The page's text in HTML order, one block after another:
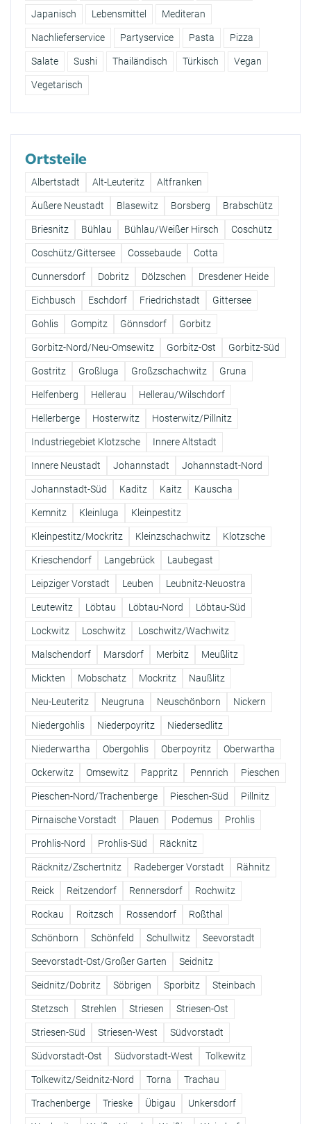
Japanisch Lebensmittel Mediteran
Nachlieferservice Partyservice Pasta Pizza
Salate Sushi Thailändisch Türkisch Vegan
Vegetarisch
Ortsteile
Albertstadt Alt-Leuteritz Altfranken
Äußere Neustadt Blasewitz Borsberg Brabschütz
Briesnitz Bühlau Bühlau/Weißer Hirsch Coschütz
Coschütz/Gittersee Cossebaude Cotta
Cunnersdorf Dobritz Dölzschen Dresdener Heide
Eichbusch Eschdorf Friedrichstadt Gittersee
Gohlis Gompitz Gönnsdorf Gorbitz
Gorbitz-Nord/Neu-Omsewitz Gorbitz-Ost Gorbitz-Süd
Gostritz Großluga Großzschachwitz Gruna
Helfenberg Hellerau Hellerau/Wilschdorf
Hellerberge Hosterwitz Hosterwitz/Pillnitz
Industriegebiet Klotzsche Innere Altstadt
Innere Neustadt Johannstadt Johannstadt-Nord
Johannstadt-Süd Kaditz Kaitz Kauscha
Kemnitz Kleinluga Kleinpestitz
Kleinpestitz/Mockritz Kleinzschachwitz Klotzsche
Krieschendorf Langebrück Laubegast
Leipziger Vorstadt Leuben Leubnitz-Neuostra
Leutewitz Löbtau Löbtau-Nord Löbtau-Süd
Lockwitz Loschwitz Loschwitz/Wachwitz
Malschendorf Marsdorf Merbitz Meußlitz
Mickten Mobschatz Mockritz Naußlitz
Neu-Leuteritz Neugruna Neuschönborn Nickern
Niedergohlis Niederpoyritz Niedersedlitz
Niederwartha Obergohlis Oberpoyritz Oberwartha
Ockerwitz Omsewitz Pappritz Pennrich Pieschen
Pieschen-Nord/Trachenberge Pieschen-Süd Pillnitz
Pirnaische Vorstadt Plauen Podemus Prohlis
Prohlis-Nord Prohlis-Süd Räcknitz
Räcknitz/Zschertnitz Radeberger Vorstadt Rähnitz
Reick Reitzendorf Rennersdorf Rochwitz
Rockau Roitzsch Rossendorf Roßthal
Schönborn Schönfeld Schullwitz Seevorstadt
Seevorstadt-Ost/Großer Garten Seidnitz
Seidnitz/Dobritz Söbrigen Sporbitz Steinbach
Stetzsch Strehlen Striesen Striesen-Ost
Striesen-Süd Striesen-West Südvorstadt
Südvorstadt-Ost Südvorstadt-West Tolkewitz
Tolkewitz/Seidnitz-Nord Torna Trachau
Trachenberge Trieske Übigau Unkersdorf